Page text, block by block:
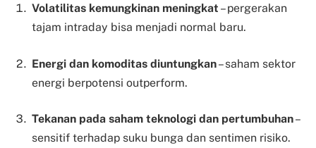
Volatilitas kemungkinan meningkat – pergerakan
tajam intraday bisa menjadi normal baru.
Energi dan komoditas diuntungkan– saham sektor
energi berpotensi outperform.
Tekanan pada saham teknologi dan pertumbuhan–
sensitif terhadap suku bunga dan sentimen risiko.